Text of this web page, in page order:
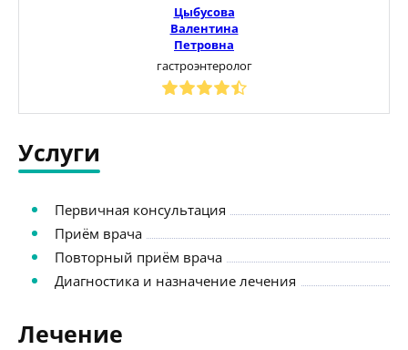
Цыбусова
Валентина
Петровна
гастроэнтеролог
Услуги
Первичная консультация
Приём врача
Повторный приём врача
Диагностика и назначение лечения
Лечение